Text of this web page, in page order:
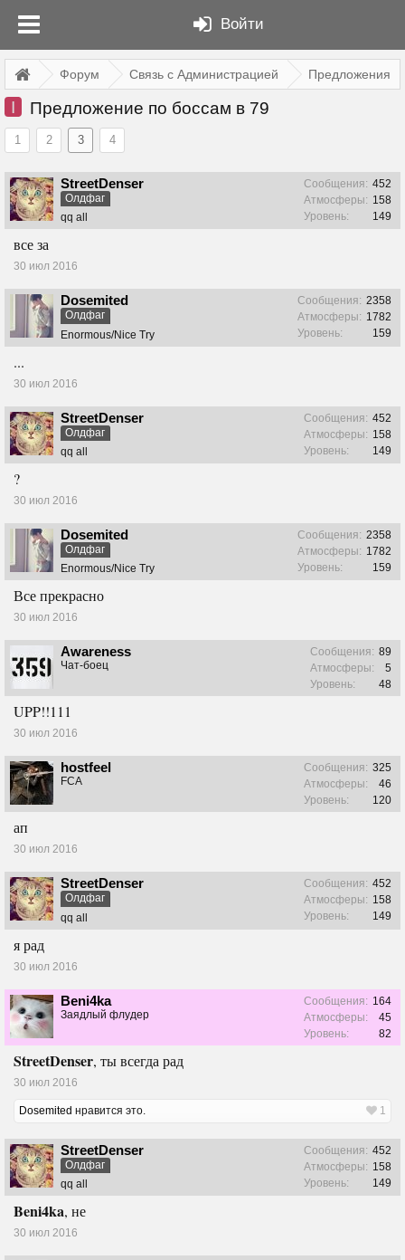
Войти
Форум Связь с Администрацией Предложения
I Предложение по боссам в 79
1 2 3 4
StreetDenser
Олдфаг
qq all
Сообщения: 452
Атмосферы: 158
Уровень:
149
все за
30 июл 2016
Dosemited
Олдфаг
Enormous/Nice Try
Сообщения: 2358
Атмосферы: 1782
Уровень:
159
...
30 июл 2016
StreetDenser
Олдфаг
qq all
Сообщения: 452
Атмосферы: 158
Уровень:
149
?
30 июл 2016
Dosemited
Олдфаг
Enormous/Nice Try
Сообщения: 2358
Атмосферы: 1782
Уровень:
159
Все прекрасно
30 июл 2016
Awareness
Чат-боец
Сообщения: 89
Атмосферы:
5
Уровень:
48
UPP!!111
30 июл 2016
hostfeel
FCA
Сообщения: 325
Атмосферы:
46
Уровень:
120
ап
30 июл 2016
StreetDenser
Олдфаг
qq all
Сообщения: 452
Атмосферы: 158
Уровень:
149
я рад
30 июл 2016
Beni4ka
Заядлый флудер
Сообщения: 164
Атмосферы:
45
Уровень:
82
StreetDenser, ты всегда рад
30 июл 2016
Dosemited нравится это. 1
StreetDenser
Олдфаг
qq all
Сообщения: 452
Атмосферы: 158
Уровень:
149
Beni4ka, не
30 июл 2016